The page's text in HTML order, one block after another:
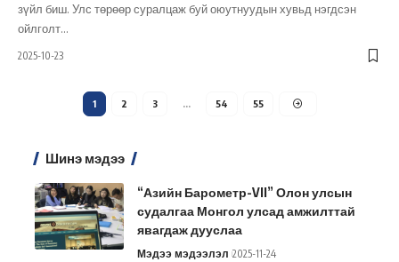
зүйл биш. Улс төрөөр суралцаж буй оюутнуудын хувьд нэгдсэн
ойлголт…
2025-10-23
1 2 3 … 54 55
Шинэ мэдээ
“Азийн Барометр-VII” Олон улсын
судалгаа Монгол улсад амжилттай
явагдаж дууслаа
Мэдээ мэдээлэл 2025-11-24